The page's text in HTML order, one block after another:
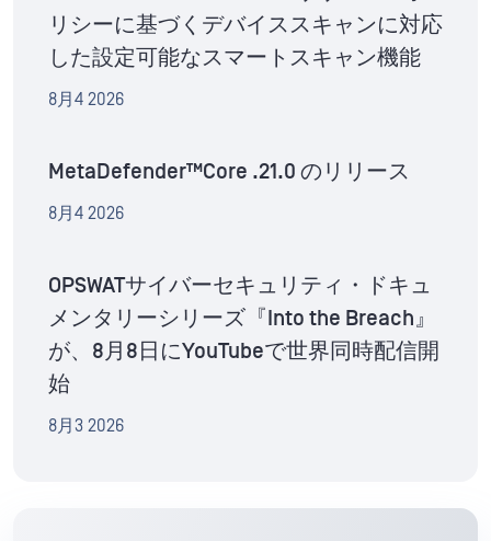
リシーに基づくデバイススキャンに対応
した設定可能なスマートスキャン機能
8月4 2026
MetaDefender™Core .21.0 のリリース
8月4 2026
OPSWATサイバーセキュリティ・ドキュ
メンタリーシリーズ『Into the Breach』
が、8月8日にYouTubeで世界同時配信開
始
8月3 2026